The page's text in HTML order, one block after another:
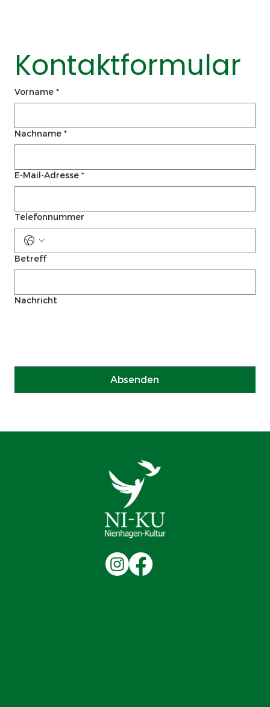
Kontaktformular
Vorname *
Nachname *
E-Mail-Adresse *
Telefonnummer
Betreff
Nachricht
Absenden